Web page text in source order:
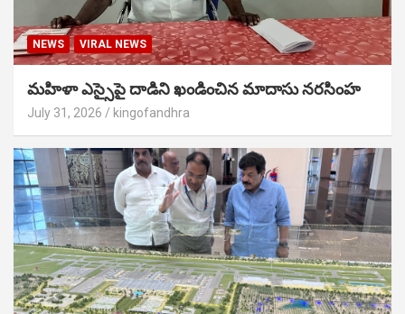
NEWS VIRAL NEWS
మహిళా ఎస్సైపై దాడిని ఖండించిన మాదాసు నరసింహ
July 31, 2026 kingofandhra